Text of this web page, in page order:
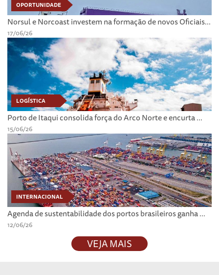
OPORTUNIDADE
Norsul e Norcoast investem na formação de novos Oficiais...
17/06/26
LOGÍSTICA
Porto de Itaqui consolida força do Arco Norte e encurta ...
15/06/26
INTERNACIONAL
Agenda de sustentabilidade dos portos brasileiros ganha ...
12/06/26
VEJA MAIS